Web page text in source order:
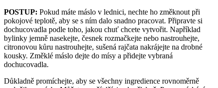
POSTUP: Pokud máte máslo v lednici, nechte ho změknout při
pokojové teplotě, aby se s ním dalo snadno pracovat. Připravte si
dochucovadla podle toho, jakou chuť chcete vytvořit. Například
bylinky jemně nasekejte, česnek rozmačkejte nebo nastrouhejte,
citronovou kůru nastrouhejte, sušená rajčata nakrájejte na drobné
kousky. Změklé máslo dejte do mísy a přidejte vybraná
dochucovadla.
Důkladně promíchejte, aby se všechny ingredience rovnoměrně